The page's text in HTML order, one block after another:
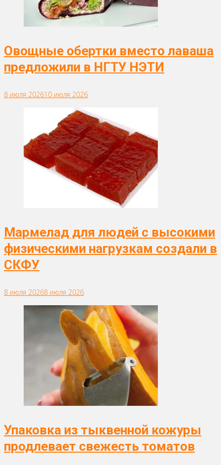
Овощные обертки вместо лаваша
предложили в НГТУ НЭТИ
8 июля 202610 июля 2026
Мармелад для людей с высокими
физическими нагрузкам создали в
СКФУ
8 июля 20268 июля 2026
Упаковка из тыквенной кожуры
продлевает свежесть томатов